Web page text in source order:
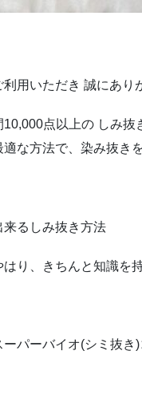
用いただき 誠にあり
点以上の しみ
な方法で、染み抜き
るしみ抜き方法
り、きちんと知識を
パーバイオ(シミ抜き